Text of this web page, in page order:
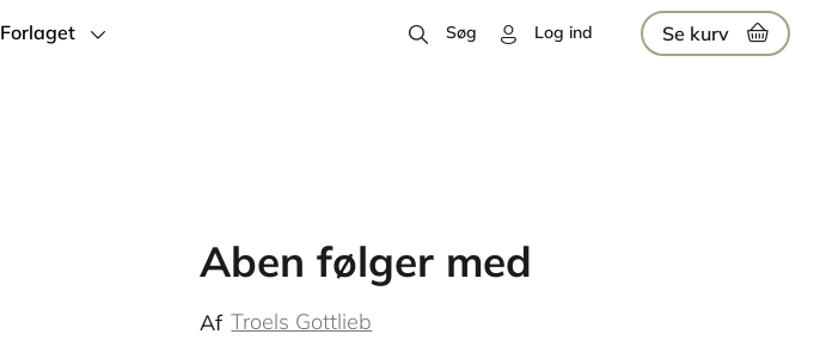
Forlaget Søg Log ind Se kurv
Aben følger med
Af Troels Gottlieb